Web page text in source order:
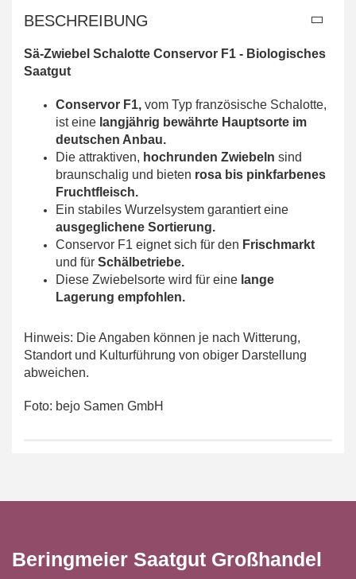
BESCHREIBUNG
Sä-Zwiebel Schalotte Conservor F1 - Biologisches
Saatgut
Conservor F1, vom Typ französische Schalotte,
ist eine langjährig bewährte Hauptsorte im
deutschen Anbau.
Die attraktiven, hochrunden Zwiebeln sind
braunschalig und bieten rosa bis pinkfarbenes
Fruchtfleisch.
Ein stabiles Wurzelsystem garantiert eine
ausgeglichene Sortierung.
Conservor F1 eignet sich für den Frischmarkt
und für Schälbetriebe.
Diese Zwiebelsorte wird für eine lange
Lagerung empfohlen.
Hinweis: Die Angaben können je nach Witterung,
Standort und Kulturführung von obiger Darstellung
abweichen.
Foto: bejo Samen GmbH
Beringmeier Saatgut Großhandel